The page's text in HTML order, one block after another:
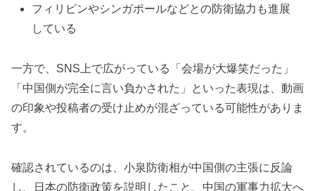
フィリピンやシンガポールなどとの防衛協力も進展
している
一方で、SNS上で広がっている「会場が大爆笑だった」
「中国側が完全に言い負かされた」といった表現は、動画
の印象や投稿者の受け止めが混ざっている可能性がありま
す。
確認されているのは、小泉防衛相が中国側の主張に反論
し、日本の防衛政策を説明したこと、中国の軍事力拡大へ